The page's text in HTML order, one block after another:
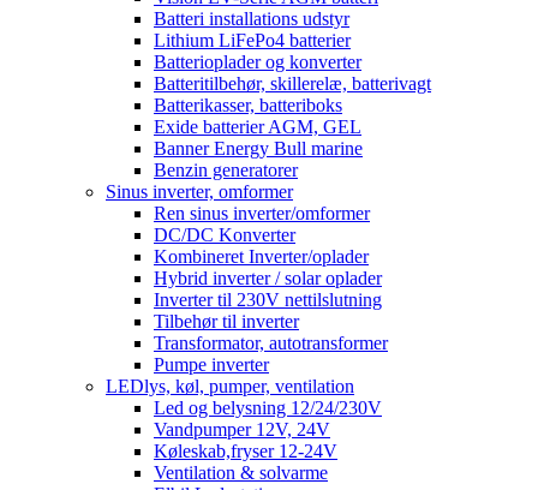
Batteri installations udstyr
Lithium LiFePo4 batterier
Batterioplader og konverter
Batteritilbehør, skillerelæ, batterivagt
Batterikasser, batteriboks
Exide batterier AGM, GEL
Banner Energy Bull marine
Benzin generatorer
Sinus inverter, omformer
Ren sinus inverter/omformer
DC/DC Konverter
Kombineret Inverter/oplader
Hybrid inverter / solar oplader
Inverter til 230V nettilslutning
Tilbehør til inverter
Transformator, autotransformer
Pumpe inverter
LEDlys, køl, pumper, ventilation
Led og belysning 12/24/230V
Vandpumper 12V, 24V
Køleskab,fryser 12-24V
Ventilation & solvarme